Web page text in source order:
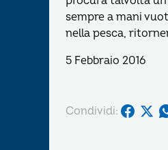
sempre a mani
nella pesca,
5 Febbraio 2016
Condividi: